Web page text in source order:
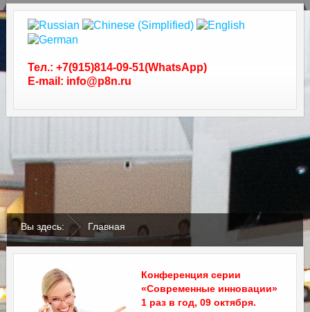
Тел.: +7(915)814-09-51(WhatsApp)
E-mail: info@p8n.ru
Вы здесь: Главная
Конференция серии
«Современные инновации»
1 раз в год, 09 октября.